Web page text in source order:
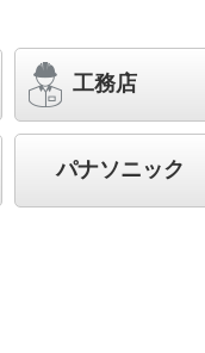
ラーライト 高演
形定格出力型
イン性・配光制御など様
工務店
パナソニック